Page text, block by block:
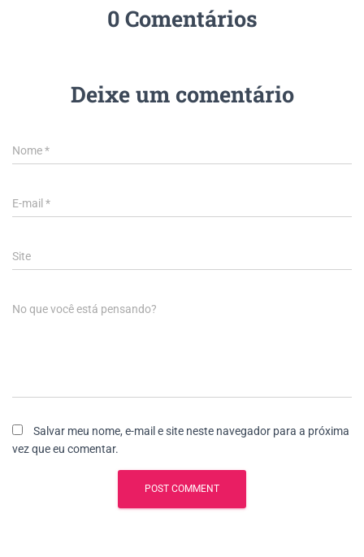
0 Comentários
Deixe um comentário
Nome*
E-mail *
Site
No que você está pensando?
Salvar meu nome, e-mail e site neste navegador para a próxima
vez que eu comentar.